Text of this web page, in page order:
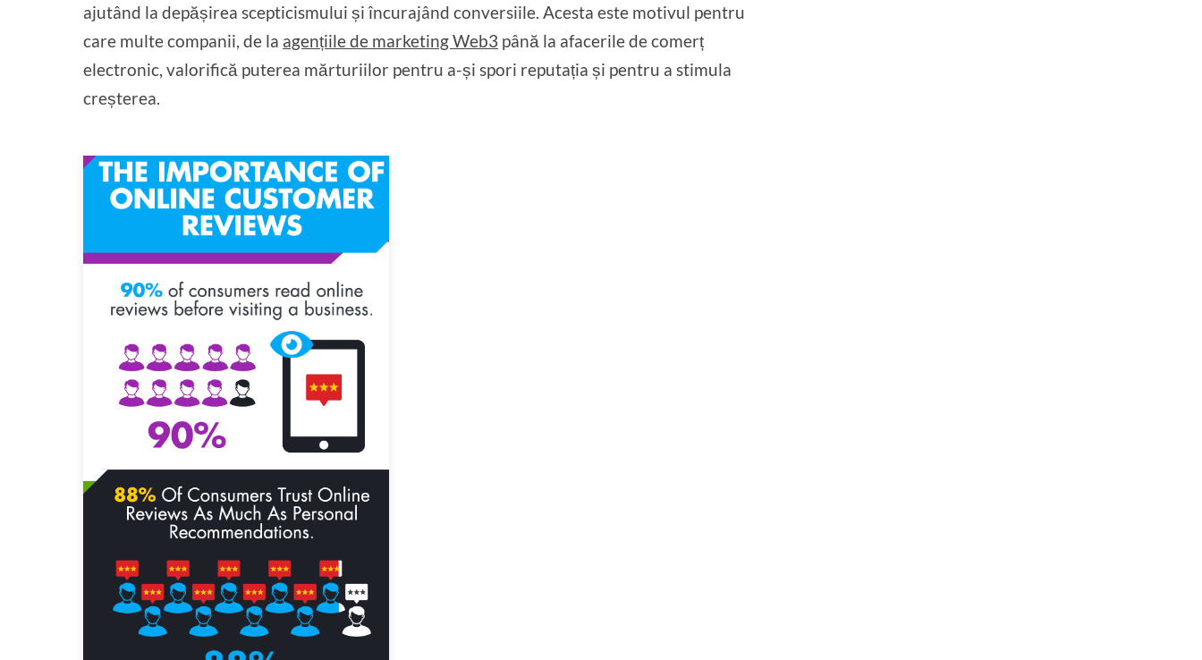
ajutând la depășirea scepticismului și încurajând conversiile. Acesta este motivul pentru
care multe companii, de la agențiile de marketing Web3 până la afacerile de comerț
electronic, valorifică puterea mărturiilor pentru a-și spori reputația și pentru a stimula
creșterea.